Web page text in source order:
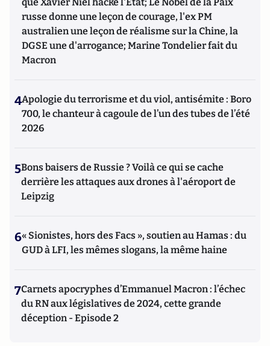
russe donne une leçon de courage, l'ex PM
australien une leçon de réalisme sur la Chine, la
DGSE une d'arrogance; Marine Tondelier fait du
Macron
4Apologie du terrorisme et du viol, antisémite : Boro
700, le chanteur à cagoule de l’un des tubes de l’été
2026
5Bons baisers de Russie ? Voilà ce qui se cache
derrière les attaques aux drones à l'aéroport de
Leipzig
6« Sionistes, hors des Facs », soutien au Hamas : du
GUD à LFI, les mêmes slogans, la même haine
7Carnets apocryphes d’Emmanuel Macron : l’échec
du RN aux législatives de 2024, cette grande
déception - Episode 2